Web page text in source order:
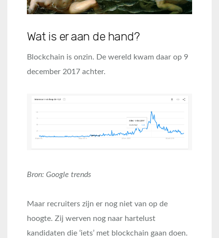
Wat is er aan de hand?
Blockchain is onzin. De wereld kwam daar op 9
december 2017 achter.
Bron: Google trends
Maar recruiters zijn er nog niet van op de
hoogte. Zij werven nog naar hartelust
kandidaten die ‘iets’ met blockchain gaan doen.